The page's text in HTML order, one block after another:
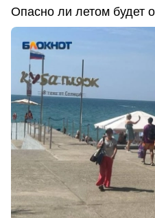
Опасно ли летом будет